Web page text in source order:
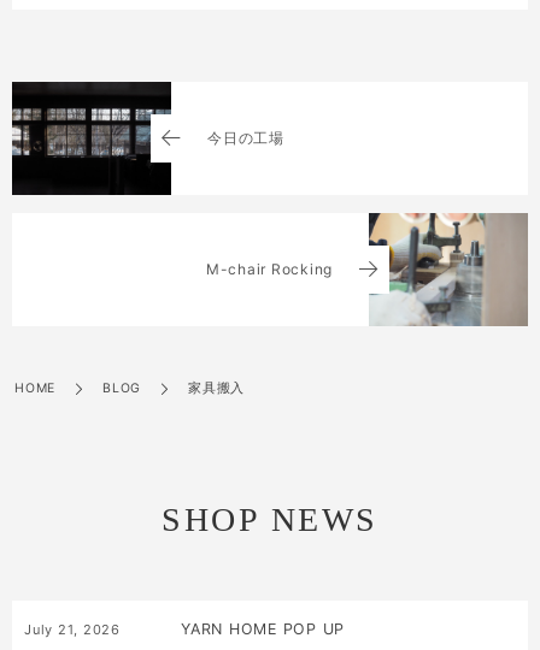
今日の工場
M-chair Rocking
HOME BLOG 家具搬入
SHOP NEWS
July 21, 2026 YARN HOME POP UP